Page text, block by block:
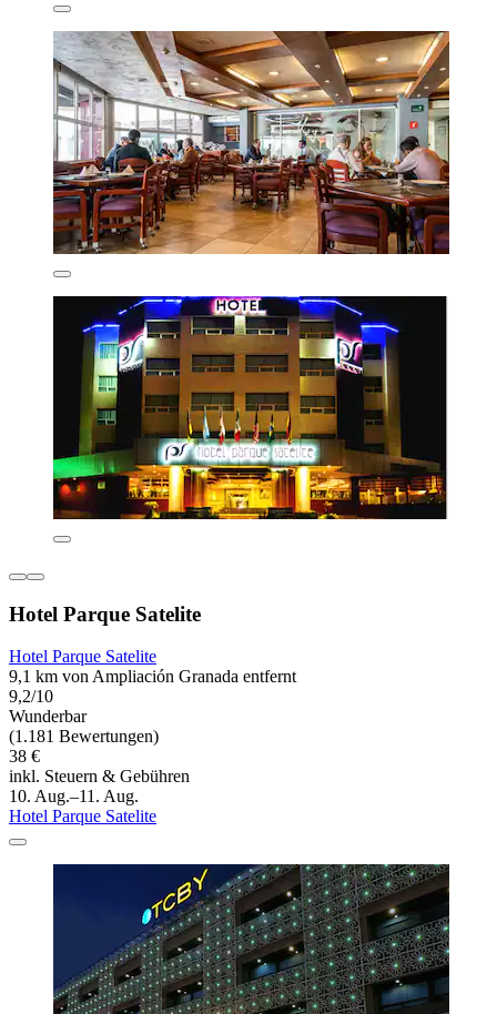
Hotel Parque Satelite
Hotel Parque Satelite
9,1 km von Ampliación Granada entfernt
9,2/10
Wunderbar
(1.181 Bewertungen)
38 €
inkl. Steuern & Gebühren
10. Aug.–11. Aug.
Hotel Parque Satelite